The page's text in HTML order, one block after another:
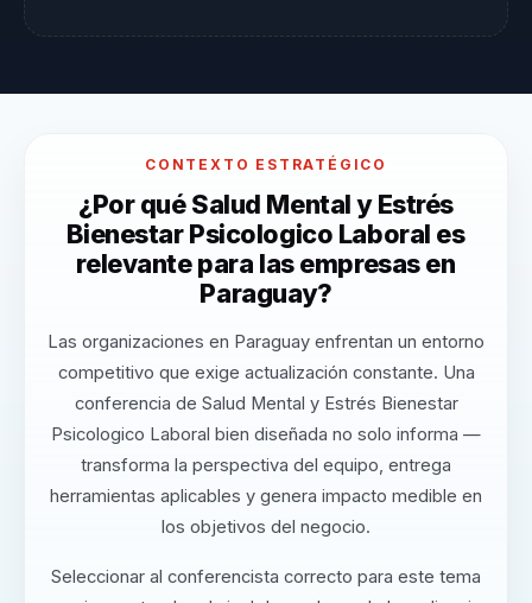
CONTEXTO ESTRATÉGICO
¿Por qué Salud Mental y Estrés
Bienestar Psicologico Laboral es
relevante para las empresas en
Paraguay?
Las organizaciones en Paraguay enfrentan un entorno
competitivo que exige actualización constante. Una
conferencia de Salud Mental y Estrés Bienestar
Psicologico Laboral bien diseñada no solo informa —
transforma la perspectiva del equipo, entrega
herramientas aplicables y genera impacto medible en
los objetivos del negocio.
Seleccionar al conferencista correcto para este tema